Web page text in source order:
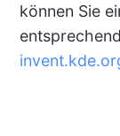
können Sie